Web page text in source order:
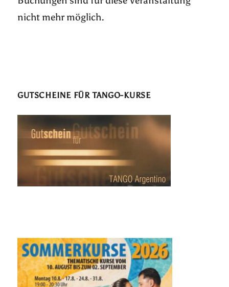
nicht mehr möglich.
GUTSCHEINE FÜR TANGO-KURSE